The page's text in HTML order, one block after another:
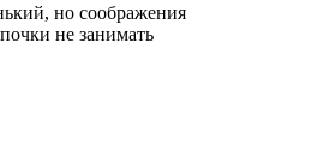
но соображения
не занимать